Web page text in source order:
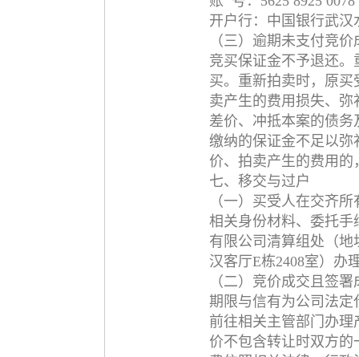
开户行：中国银行武汉
（三）逾期未支付竞
竞买保证金不予退还
买。重新拍卖时，原
卖产生的费用损失、
差价、冲抵本案的债
缴纳的保证金不足以
价、拍卖产生的费用
七、移交与过户
（一）买受人在交齐
相关身份材料、委托
有限公司清算组处（
汉客厅E栋2408室）办
（二）竞价成交且签
期限与信有为公司法
前往相关主管部门办
价不包含转让时双方